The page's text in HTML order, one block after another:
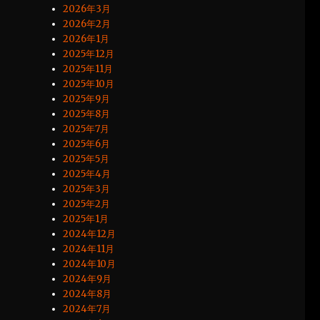
2026年3月
2026年2月
2026年1月
2025年12月
2025年11月
2025年10月
2025年9月
2025年8月
2025年7月
2025年6月
2025年5月
2025年4月
2025年3月
2025年2月
2025年1月
2024年12月
2024年11月
2024年10月
2024年9月
2024年8月
2024年7月